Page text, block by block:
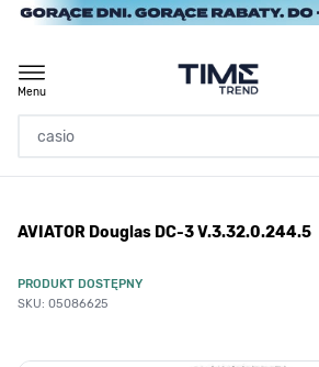
Przejdź do treści
Menu
/
AVIATOR Douglas DC-3 V.3.32.0.244.5
AVIATOR Douglas DC-3 V.3.32.0.244.5
PRODUKT DOSTĘPNY
SKU: 05086625